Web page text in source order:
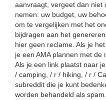
aanvraagt, vergeet dan niet
nemen: uw budget, uw
om te vergelijken met het
bijdragen aan het
hier geen reclame. Als je
je een AMA plannen met de
Als je een link plaatst naar
/ camping, / r / hiking, / r /
subreddit die je kunt
worden behandeld als